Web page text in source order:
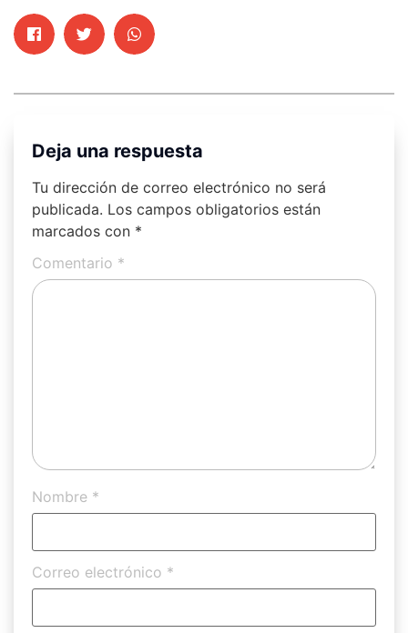
Deja una respuesta
Tu dirección de correo electrónico no será
publicada. Los campos obligatorios están
marcados con *
Comentario *
Nombre *
Correo electrónico *